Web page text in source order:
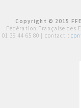
Copyright © 2015
Fédération Française des
01 39 44 65 80 | contact :